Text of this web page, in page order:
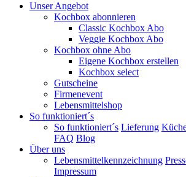
Unser Angebot
Kochbox abonnieren
Classic Kochbox Abo
Veggie Kochbox Abo
Kochbox ohne Abo
Eigene Kochbox erstellen
Kochbox select
Gutscheine
Firmenevent
Lebensmittelshop
So funktioniert´s
So funktioniert´s Lieferung
FAQ Blog
Über uns
Lebensmittelkennzeichnung
Impressum